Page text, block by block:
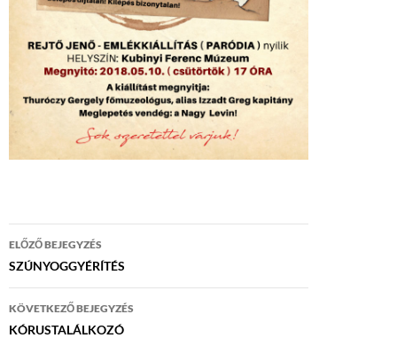
Bejegyzés
navigáció
ELŐZŐ BEJEGYZÉS
SZÚNYOGGYÉRÍTÉS
KÖVETKEZŐ BEJEGYZÉS
KÓRUSTALÁLKOZÓ